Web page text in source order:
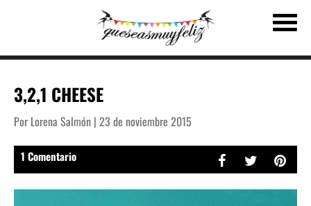
3,2,1 CHEESE
Por Lorena Salmón | 23 de noviembre 2015
1 Comentario